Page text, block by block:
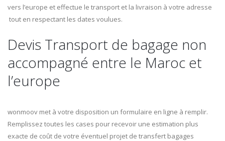
vers l’europe et effectue le transport et la livraison à votre adresse
tout en respectant les dates voulues.
Devis Transport de bagage non
accompagné entre le Maroc et
l’europe
wonmoov met à votre disposition un formulaire en ligne à remplir.
Remplissez toutes les cases pour recevoir une estimation plus
exacte de coût de votre éventuel projet de transfert bagages